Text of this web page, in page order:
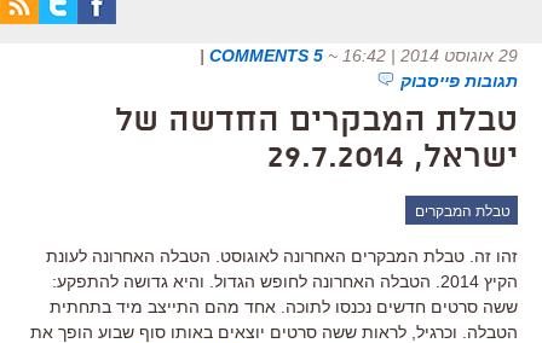
29 אוגוסט 2014 | 16:42 ~
5 COMMENTS
|
תגובות פייסבוק
טבלת המבקרים החדשה של
ישראל, 29.7.2014
טבלת המבקרים
זהו זה. טבלת המבקרים האחרונה לאוגוסט. הטבלה האחרונה לעונת
הקיץ 2014. הטבלה האחרונה לחופש הגדול. והיא גדושה להתפקע:
ששה סרטים חדשים נכנסו לתוכה. אחד מהם התייצב מיד בתחתית
הטבלה. וכרגיל, לראות ששה סרטים יוצאים באותו סוף שבוע הופך את